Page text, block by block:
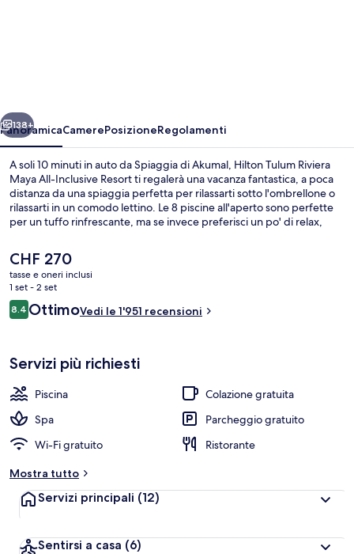
Inclusive
Resort
Avanti
138+
PanoramicaCamerePosizioneRegolamenti
A soli 10 minuti in auto da Spiaggia di Akumal, Hilton Tulum Riviera
Maya All-Inclusive Resort ti regalerà una vacanza fantastica, a poca
distanza da una spiaggia perfetta per rilassarti sotto l'ombrellone o
rilassarti in un comodo lettino. Le 8 piscine all'aperto sono perfette
per un tuffo rinfrescante, ma se invece preferisci un po' di relax,
manicure/pedicure. Noriku, uno dei 9 ristoranti, propone cucina
asiatica e serve la cena. Gli altri punti di forza di questo resort di
lusso sono 3 bar sulla spiaggia, un miniclub per bambini (gratuito) e
una palestra aperta giorno e notte. Gli ospiti apprezzano molto il
personale gentile e i servizi per famiglie.
Il
prezzo
attuale
è
CHF 270
CHF 270
tasse e oneri inclusi
1 set - 2 set
Recensioni
8.48.4 su 10
OttimoVedi le 1'951 recensioni
Servizi più richiesti
Piscina
Colazione gratuita
Spa
Parcheggio gratuito
Wi-Fi gratuito
Ristorante
Mostra tutto
Servizi principali (12)
Sentirsi a casa (6)